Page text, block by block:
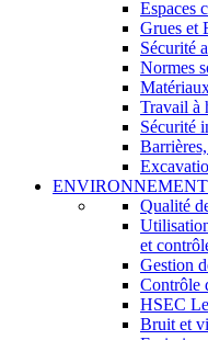
Espaces
Grues et
Sécurité
Normes
Travail à
Sécurité
ENVIRONNEMENT
Qualité
et
Gestion
Contrôle
HSEC
Bruit et